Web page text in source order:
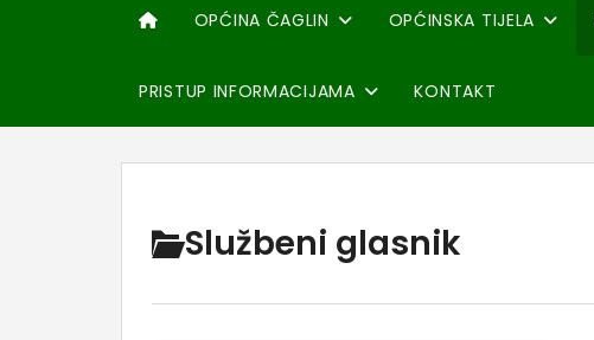
OPĆINA ČAGLIN OPĆINSKA TIJELA
PRISTUP INFORMACIJAMA KONTAKT
Službeni glasnik